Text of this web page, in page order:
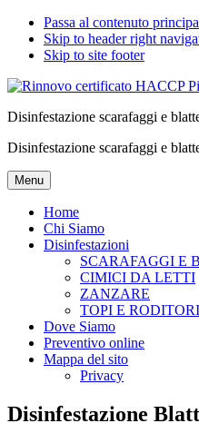
Passa al contenuto
Skip to header right
Skip to site footer
Disinfestazione scarafaggi e
Disinfestazione scarafaggi e
Menu
Home
Chi Siamo
Disinfestazioni
SCARAFAGGI E
CIMICI DA LETTI
ZANZARE
TOPI E RODITORI
Dove Siamo
Preventivo online
Mappa del sito
Privacy
Disinfestazione